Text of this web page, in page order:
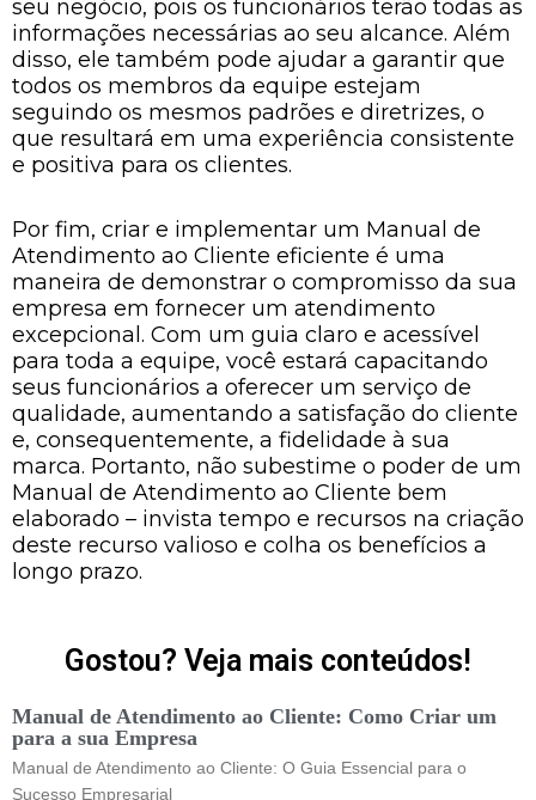
seu negócio, pois os funcionários terão todas as
informações necessárias ao seu alcance. Além
disso, ele também pode ajudar a garantir que
todos os membros da equipe estejam
seguindo os mesmos padrões e diretrizes, o
que resultará em uma experiência consistente
e positiva para os clientes.
Por fim, criar e implementar um Manual de
Atendimento ao Cliente eficiente é uma
maneira de demonstrar o compromisso da sua
empresa em fornecer um atendimento
excepcional. Com um guia claro e acessível
para toda a equipe, você estará capacitando
seus funcionários a oferecer um serviço de
qualidade, aumentando a satisfação do cliente
e, consequentemente, a fidelidade à sua
marca. Portanto, não subestime o poder de um
Manual de Atendimento ao Cliente bem
elaborado – invista tempo e recursos na criação
deste recurso valioso e colha os benefícios a
longo prazo.
Gostou? Veja mais conteúdos!
Manual de Atendimento ao Cliente: Como Criar um
para a sua Empresa
Manual de Atendimento ao Cliente: O Guia Essencial para o
Sucesso Empresarial